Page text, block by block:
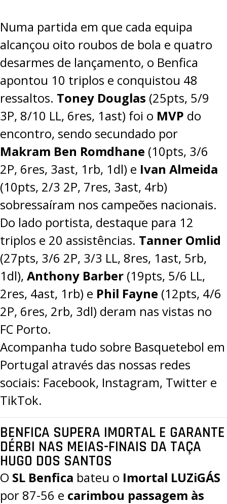
Numa partida em que cada equipa
alcançou oito roubos de bola e quatro
desarmes de lançamento, o Benfica
apontou 10 triplos e conquistou 48
ressaltos. Toney Douglas (25pts, 5/9
3P, 8/10 LL, 6res, 1ast) foi o MVP do
encontro, sendo secundado por
Makram Ben Romdhane (10pts, 3/6
2P, 6res, 3ast, 1rb, 1dl) e Ivan Almeida
(10pts, 2/3 2P, 7res, 3ast, 4rb)
sobressaíram nos campeões nacionais.
Do lado portista, destaque para 12
triplos e 20 assistências. Tanner Omlid
(27pts, 3/6 2P, 3/3 LL, 8res, 1ast, 5rb,
1dl), Anthony Barber (19pts, 5/6 LL,
2res, 4ast, 1rb) e Phil Fayne (12pts, 4/6
2P, 6res, 2rb, 3dl) deram nas vistas no
FC Porto.
Acompanha tudo sobre Basquetebol em
Portugal através das nossas redes
sociais: Facebook, Instagram, Twitter e
TikTok.
BENFICA SUPERA IMORTAL E GARANTE
DÉRBI NAS MEIAS-FINAIS DA TAÇA
HUGO DOS SANTOS
O SL Benfica bateu o Imortal LUZiGÁS
por 87-56 e carimbou passagem às